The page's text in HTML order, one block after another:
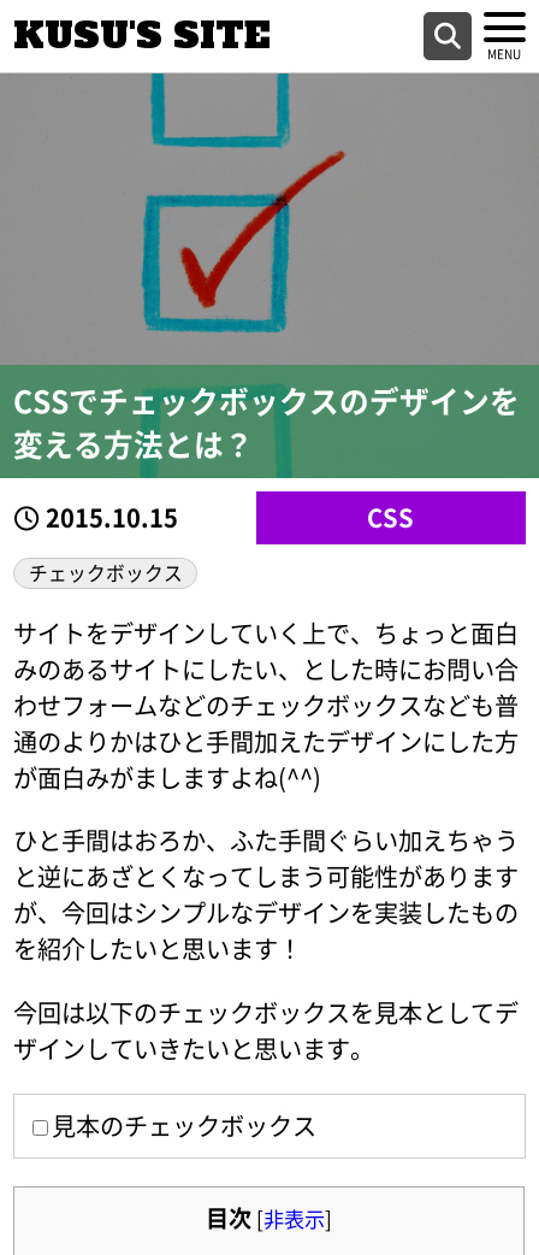
KUSU'S SITE
CSSでチェックボックスのデザインを
変える方法とは？
2015.10.15 CSS
チェックボックス
サイトをデザインしていく上で、ちょっと面白
みのあるサイトにしたい、とした時にお問い合
わせフォームなどのチェックボックスなども普
通のよりかはひと手間加えたデザインにした方
が面白みがましますよね(^^)
ひと手間はおろか、ふた手間ぐらい加えちゃう
と逆にあざとくなってしまう可能性があります
が、今回はシンプルなデザインを実装したもの
を紹介したいと思います！
今回は以下のチェックボックスを見本としてデ
ザインしていきたいと思います。
見本のチェックボックス
目次 [非表示]